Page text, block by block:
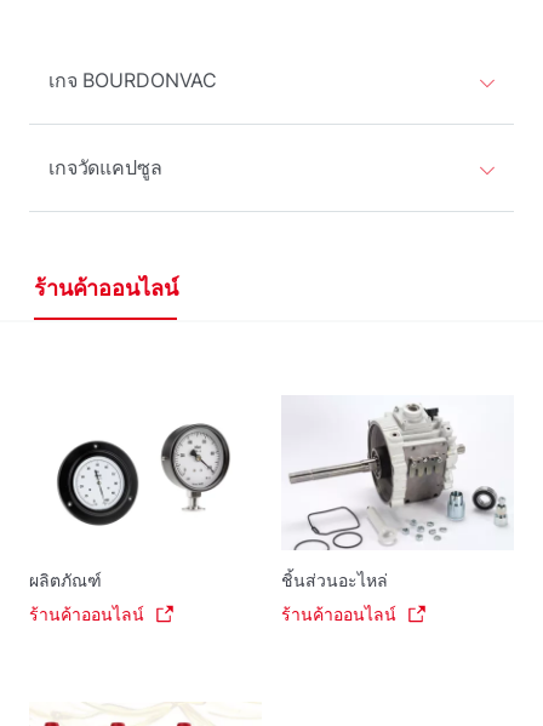
เกจ BOURDONVAC
เกจวัดแคปซูล
ร้านค้าออนไลน์
ผลิตภัณฑ์
ร้านค้าออนไลน์
ชิ้นส่วนอะไหล่
ร้านค้าออนไลน์